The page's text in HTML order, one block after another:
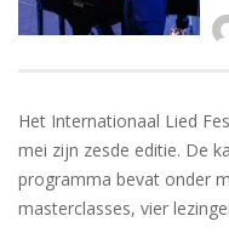
Het Internationaal Lied
mei zijn zesde editie. De
programma bevat onder
masterclasses, vier